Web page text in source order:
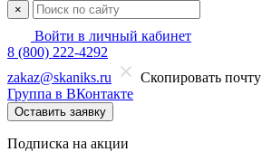
×
Войти в личный кабинет
8 (800) 222-4292
zakaz@skaniks.ru
Скопировать почту
Группа в ВКонтакте
Оставить заявку
Подписка на акции